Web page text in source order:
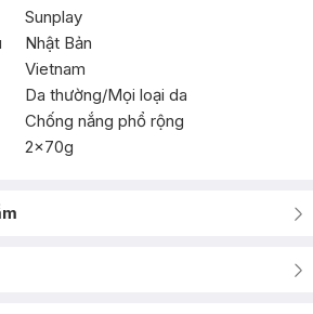
Sunplay
Nhật Bản
Vietnam
Da thường/Mọi loại da
Chống nắng phổ rộng
2x70g